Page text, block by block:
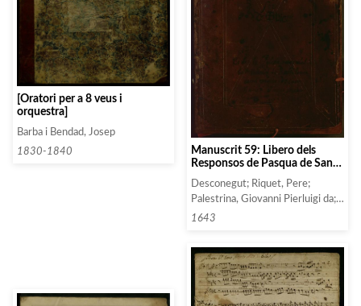
[Oratori per a 8 veus i
orquestra]
Barba i Bendad, Josep
1830-1840
Manuscrit 59: Libero dels
Responsos de Pasqua de Sant
Desconegut; Riquet, Pere;
Palestrina, Giovanni Pierluigi da;
Beulo(t), Petrus; Lorens, Mateu;
1643